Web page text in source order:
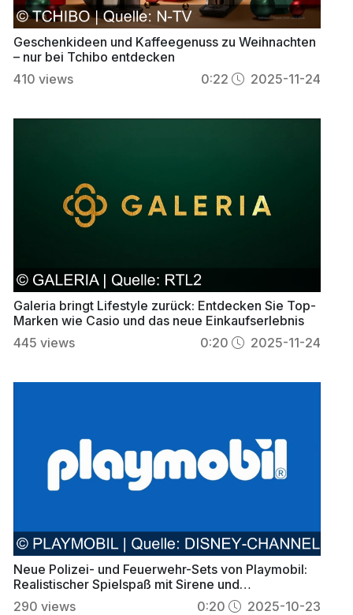
Geschenkideen und Kaffeegenuss zu Weihnachten
– nur bei Tchibo entdecken
410 views 0:22 2025-11-24
Galeria bringt Lifestyle zurück: Entdecken Sie Top-
Marken wie Casio und das neue Einkaufserlebnis
445 views 0:20 2025-11-24
Neue Polizei- und Feuerwehr-Sets von Playmobil:
Realistischer Spielspaß mit Sirene und
Wasserpumpe
290 views 0:20 2025-10-23